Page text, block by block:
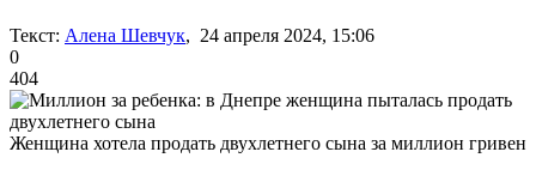
Текст: Алена Шевчук, 24 апреля 2024, 15:06
0
404
Женщина хотела продать двухлетнего сына за миллион гривен